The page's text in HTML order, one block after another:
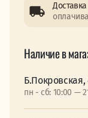
Доставка
Наличие в
Б.Покровская,
пн - сб: 10:00 —